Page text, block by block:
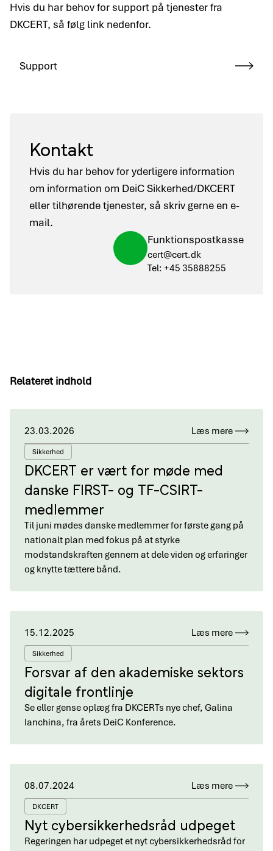
Hvis du har behov for support på tjenester fra
DKCERT, så følg link nedenfor.
Support
Kontakt
Hvis du har behov for yderligere information
om information om DeiC Sikkerhed/DKCERT
eller tilhørende tjenester, så skriv gerne en e-
mail.
Funktionspostkasse
cert@cert.dk
Tel: +45 35888255
Relateret indhold
23.03.2026 Læs mere
Sikkerhed
DKCERT er vært for møde med
danske FIRST- og TF-CSIRT-
medlemmer
Til juni mødes danske medlemmer for første gang på
nationalt plan med fokus på at styrke
modstandskraften gennem at dele viden og erfaringer
og knytte tættere bånd.
15.12.2025 Læs mere
Sikkerhed
Forsvar af den akademiske sektors
digitale frontlinje
Se eller gense oplæg fra DKCERTs nye chef, Galina
Ianchina, fra årets DeiC Konference.
08.07.2024 Læs mere
DKCERT
Nyt cybersikkerhedsråd udpeget
Regeringen har udpeget et nyt cybersikkerhedsråd for